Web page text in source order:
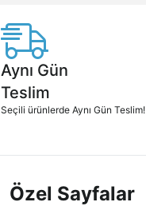
Aynı Gün
Teslim
Seçili ürünlerde Aynı Gün Teslim!
Özel Sayfalar